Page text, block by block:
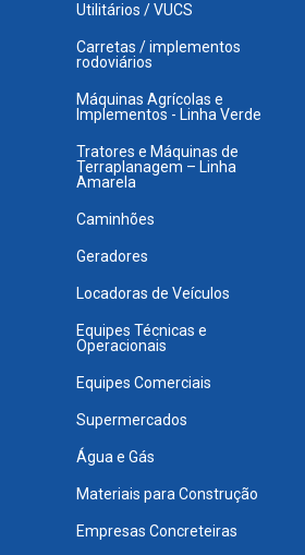
Utilitários / VUCS
Carretas / implementos
rodoviários
Máquinas Agrícolas e
Implementos - Linha Verde
Tratores e Máquinas de
Terraplanagem – Linha
Amarela
Caminhões
Geradores
Locadoras de Veículos
Equipes Técnicas e
Operacionais
Equipes Comerciais
Supermercados
Água e Gás
Materiais para Construção
Empresas Concreteiras